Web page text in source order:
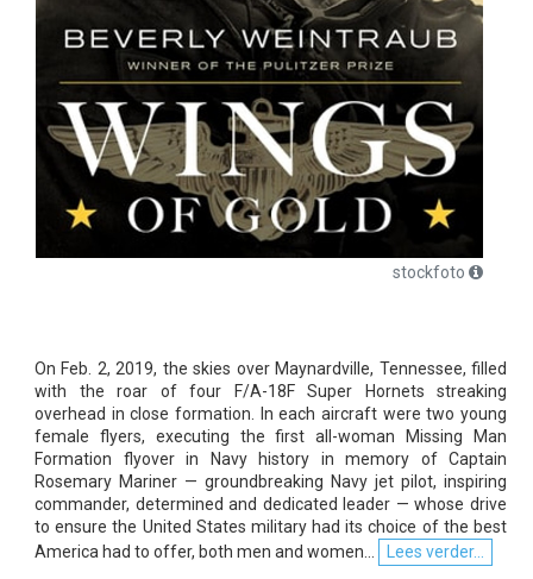
stockfoto
On Feb. 2, 2019, the skies over Maynardville, Tennessee, filled
with the roar of four F/A-18F Super Hornets streaking
overhead in close formation. In each aircraft were two young
female flyers, executing the first all-woman Missing Man
Formation flyover in Navy history in memory of Captain
Rosemary Mariner — groundbreaking Navy jet pilot, inspiring
commander, determined and dedicated leader — whose drive
to ensure the United States military had its choice of the best
America had to offer, both men and women...
Lees verder...